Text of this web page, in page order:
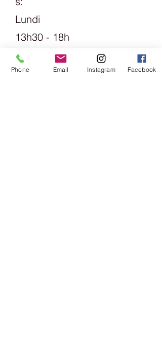
Lundi
13h30 - 18h
mardi
Vendredi
Phone Email Instagram Facebook